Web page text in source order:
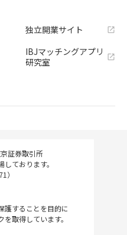
独立開業サイト
IBJマッチングアプリ
研究室
証券取引所
ております。
）
護することを目的に
取得しています。